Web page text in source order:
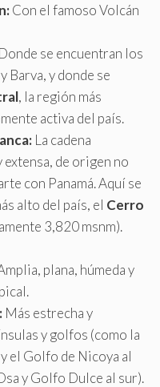
Con el famoso Volcán
se encuentran los
Barva, y donde se
, la región más
activa del país.
La cadena
extensa, de origen no
con Panamá. Aquí se
alto del país, el Cerro
3,820 msnm).
plana, húmeda y
Más estrecha y
y golfos (como la
el Golfo de Nicoya al
y Golfo Dulce al sur).